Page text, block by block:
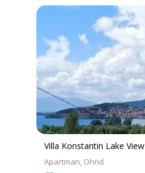
Villa Konstantin Lake View
Apartman Ohrid